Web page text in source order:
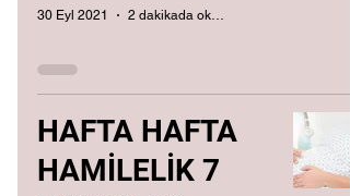
30 Eyl 2021 2 dakikada okunur
HAFTA HAFTA
HAMİLELİK 7